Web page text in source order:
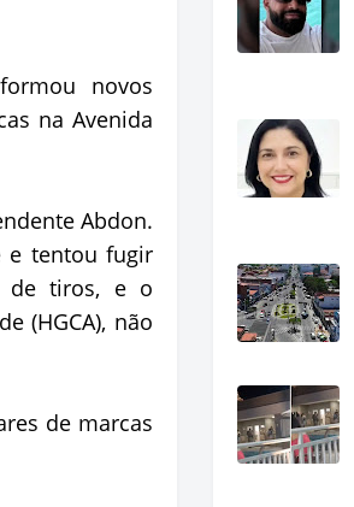
novos
na Avenida
Abdon.
e tentou fugir
de tiros, e o
(HGCA), não
de marcas